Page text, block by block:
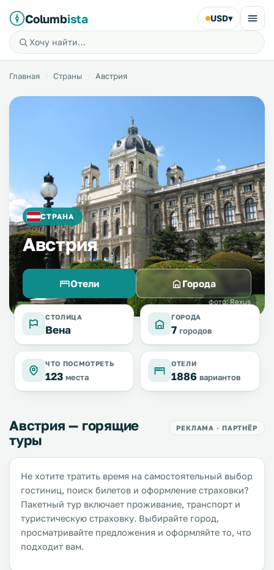
Columbista USD▾
Главная Страны Австрия
СТРАНА
Австрия
Отели Города
фото: Rexus
СТОЛИЦА
Вена
ГОРОДА
7 городов
ЧТО ПОСМОТРЕТЬ
123 места
ОТЕЛИ
1886 вариантов
Австрия — горящие
туры
РЕКЛАМА · ПАРТНЁР
Не хотите тратить время на самостоятельный выбор
гостиниц, поиск билетов и оформление страховки?
Пакетный тур включает проживание, транспорт и
туристическую страховку. Выбирайте город,
просматривайте предложения и оформляйте то, что
подходит вам.